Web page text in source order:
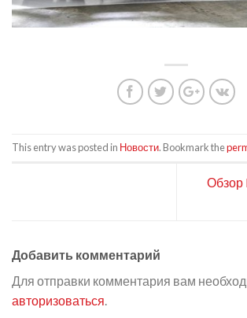
This entry was posted in Новости. Bookmark the
Обзор
Добавить комментарий
Для отправки комментария вам
авторизоваться.